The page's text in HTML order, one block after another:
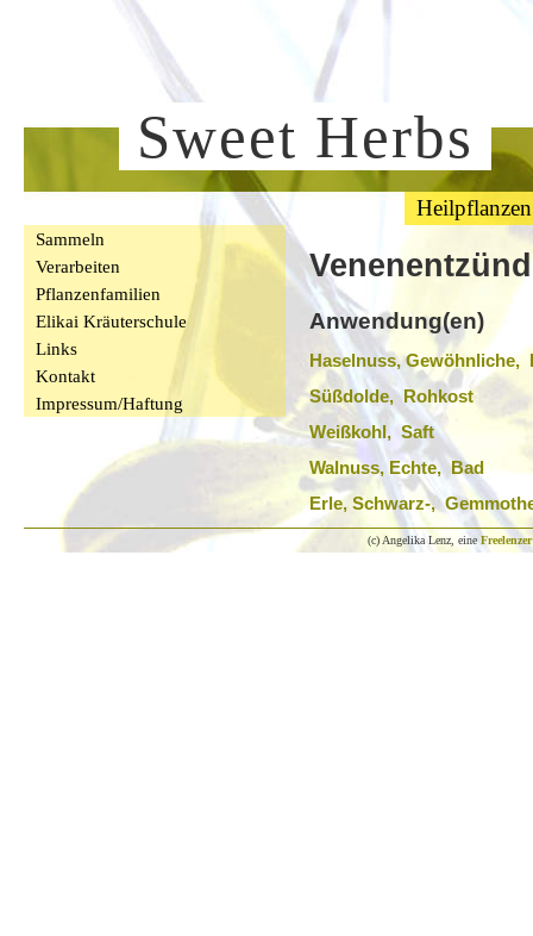
Sweet Herbs
Heilpflanzen
Sammeln
Verarbeiten
Pflanzenfamilien
Elikai Kräuterschule
Links
Kontakt
Impressum/Haftung
Anwendung(en)
Haselnuss, Gewöhnliche,
Süßdolde, Rohkost
Weißkohl, Saft
Walnuss, Echte, Bad
Erle, Schwarz-,
(c) Angelika Lenz, eine Freelenzer